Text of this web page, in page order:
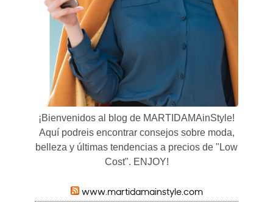
¡Bienvenidos al blog de MARTIDAMAinStyle!
Aquí podreis encontrar consejos sobre moda,
belleza y últimas tendencias a precios de "Low
Cost". ENJOY!
www.martidamainstyle.com